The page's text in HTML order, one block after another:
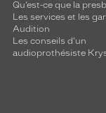
Qu’est-ce que la
Les services et les
Audition
Les conseils d'un
audioprothésiste